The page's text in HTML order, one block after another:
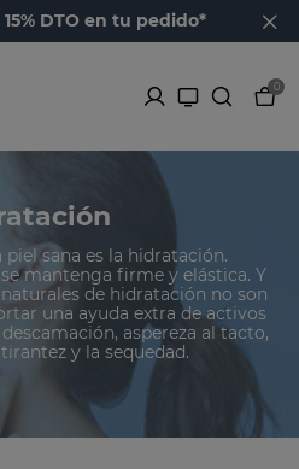
DTO en tu pedido*
0
sana es la hidratación.
mantenga firme y elástica. Y
de hidratación no son
una ayuda extra de activos
aspereza al tacto,
y la sequedad.